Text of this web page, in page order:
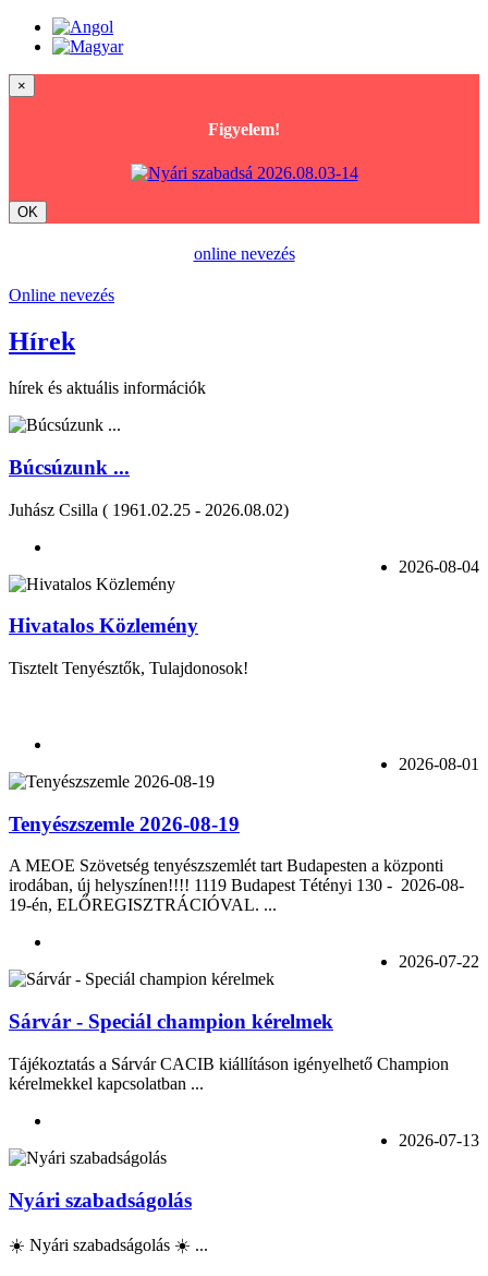
×
Figyelem!
OK
online nevezés
Online nevezés
Hírek
hírek és aktuális információk
Búcsúzunk ...
Juhász Csilla ( 1961.02.25 - 2026.08.02)
2026-08-04
Hivatalos Közlemény
Tisztelt Tenyésztők, Tulajdonosok!
2026-08-01
Tenyészszemle 2026-08-19
A MEOE Szövetség tenyészszemlét tart Budapesten a központi
irodában, új helyszínen!!!! 1119 Budapest Tétényi 130 - 2026-08-
19-én, ELŐREGISZTRÁCIÓVAL. ...
2026-07-22
Sárvár - Speciál champion kérelmek
Tájékoztatás a Sárvár CACIB kiállításon igényelhető Champion
kérelmekkel kapcsolatban ...
2026-07-13
Nyári szabadságolás
☀️ Nyári szabadságolás ☀️ ...